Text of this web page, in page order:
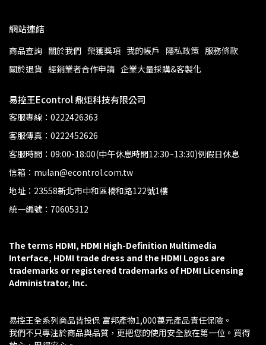
網站連結
商品查詢 關於我們 榮獲獎項 我的帳戶 隱私政策 服務條款
關於退貨 經銷業者合作申請 企業大量採購&客製化
易控王Econtrol 鼎炬科技有限公司
客服專線：0222426363
客服傳真：0222452626
客服時間：09:00-18:00(中午休息時間12:30~13:30)例假日休息
信箱：mulan@econtrol.com.tw
地址：23558新北市中和區橋和路122號1樓
統一編號：70605312
The terms HDMI, HDMI High-Definition Multimedia
Interface, HDMI trade dress and the HDMI Logos are
trademarks or registered trademarks of HDMI Licensing
Administrator, Inc.
易控王全系列商品皆投保 富邦產物1,000萬元產品責任保險。
我們不只專注於商品與品質，更把您的使用安全放在第一位。買得